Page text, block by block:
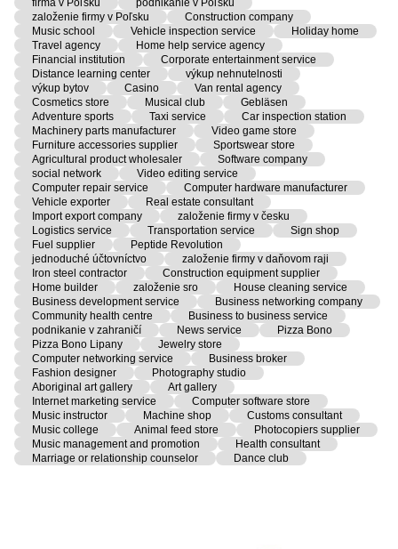
založenie firmy v Poľsku
Construction company
Music school
Vehicle inspection service
Holiday home
Travel agency
Home help service agency
Financial institution
Corporate entertainment service
Distance learning center
výkup nehnutelnosti
výkup bytov
Casino
Van rental agency
Cosmetics store
Musical club
Gebläsen
Adventure sports
Taxi service
Car inspection station
Machinery parts manufacturer
Video game store
Furniture accessories supplier
Sportswear store
Agricultural product wholesaler
Software company
social network
Video editing service
Computer repair service
Computer hardware manufacturer
Vehicle exporter
Real estate consultant
Import export company
založenie firmy v česku
Logistics service
Transportation service
Sign shop
Fuel supplier
Peptide Revolution
jednoduché účtovníctvo
založenie firmy v daňovom raji
Iron steel contractor
Construction equipment supplier
Home builder
založenie sro
House cleaning service
Business development service
Business networking company
Community health centre
Business to business service
podnikanie v zahraničí
News service
Pizza Bono
Pizza Bono Lipany
Jewelry store
Computer networking service
Business broker
Fashion designer
Photography studio
Aboriginal art gallery
Art gallery
Internet marketing service
Computer software store
Music instructor
Machine shop
Customs consultant
Music college
Animal feed store
Photocopiers supplier
Music management and promotion
Health consultant
Marriage or relationship counselor
Dance club